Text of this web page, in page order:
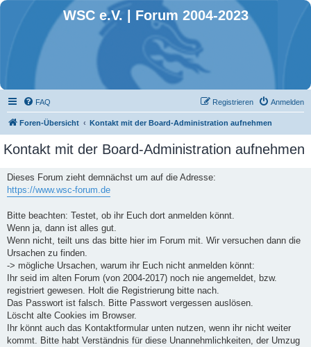
WSC e.V. | Forum 2004-2023
FAQ Anmelden
Registrieren
Foren-Übersicht Kontakt mit der Board-Administration aufnehmen
Kontakt mit der Board-Administration aufnehmen
Dieses Forum zieht demnächst um auf die Adresse:
https://www.wsc-forum.de
Bitte beachten: Testet, ob ihr Euch dort anmelden könnt.
Wenn ja, dann ist alles gut.
Wenn nicht, teilt uns das bitte hier im Forum mit. Wir versuchen dann die
Ursachen zu finden.
-> mögliche Ursachen, warum ihr Euch nicht anmelden könnt:
Ihr seid im alten Forum (von 2004-2017) noch nie angemeldet, bzw.
registriert gewesen. Holt die Registrierung bitte nach.
Das Passwort ist falsch. Bitte Passwort vergessen auslösen.
Löscht alte Cookies im Browser.
Ihr könnt auch das Kontaktformular unten nutzen, wenn ihr nicht weiter
kommt. Bitte habt Verständnis für diese Unannehmlichkeiten, der Umzug